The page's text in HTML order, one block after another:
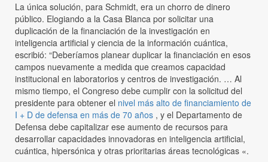
La única solución, para Schmidt, era un chorro de dinero
público. Elogiando a la Casa Blanca por solicitar una
duplicación de la financiación de la investigación en
inteligencia artificial y ciencia de la información cuántica,
escribió: “Deberíamos planear duplicar la financiación en esos
campos nuevamente a medida que creamos capacidad
institucional en laboratorios y centros de investigación. … Al
mismo tiempo, el Congreso debe cumplir con la solicitud del
presidente para obtener el nivel más alto de financiamiento de
I + D de defensa en más de 70 años , y el Departamento de
Defensa debe capitalizar ese aumento de recursos para
desarrollar capacidades innovadoras en inteligencia artificial,
cuántica, hipersónica y otras prioritarias áreas tecnológicas «.